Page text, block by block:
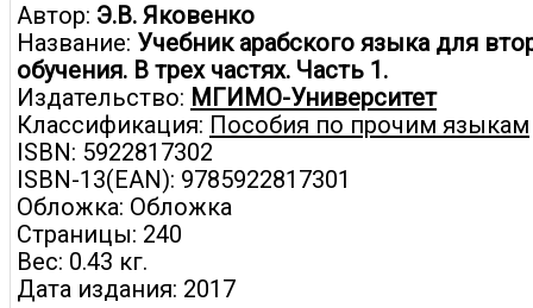
Автор: Э.В. Яковенко
Название: Учебник арабского языка для
обучения. В трех частях. Часть 1.
Издательство: МГИМО-Университет
Классификация: Пособия по прочим языкам
ISBN: 5922817302
ISBN-13(EAN): 9785922817301
Обложка: Обложка
Страницы: 240
Вес: 0.43 кг.
Дата издания: 2017